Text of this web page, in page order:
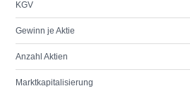
KGV
Gewinn je Aktie
Anzahl Aktien
Marktkapitalisierung